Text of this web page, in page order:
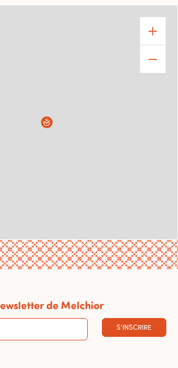
de Melchior
S'INSCRIRE